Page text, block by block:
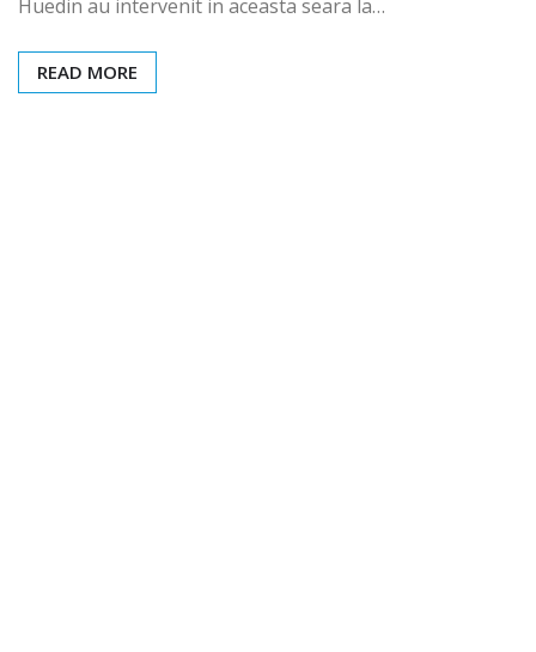
Huedin au intervenit in aceasta seara la…
READ MORE